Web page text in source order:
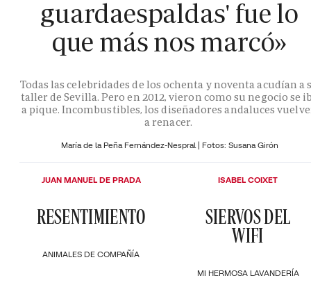
guardaespaldas' fue lo
que más nos marcó»
Todas las celebridades de los ochenta y noventa acudían a
taller de Sevilla. Pero en 2012, vieron como su negocio se
a pique. Incombustibles, los diseñadores andaluces
a renacer.
María de la Peña Fernández-Nespral | Fotos: Susana Girón
ANIMALES DE COMPAÑÍA
RESENTIMIENTO
JUAN MANUEL DE PRADA
MI HERMOSA LAVANDERÍA
SIERVOS DEL
WIFI
ISABEL COIXET